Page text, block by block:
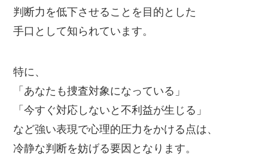
判断力を低下させることを目的とした
手口として知られています。
特に、
「あなたも捜査対象になっている」
「今すぐ対応しないと不利益が生じる」
など強い表現で心理的圧力をかける点は、
冷静な判断を妨げる要因となります。